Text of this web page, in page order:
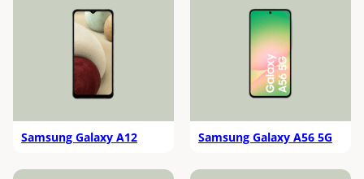
Samsung Galaxy A12 Samsung Galaxy A56 5G